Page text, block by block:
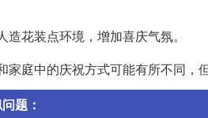
花装点环境，增加喜庆气氛。
家庭中的庆祝方式可能有所不同，
题：